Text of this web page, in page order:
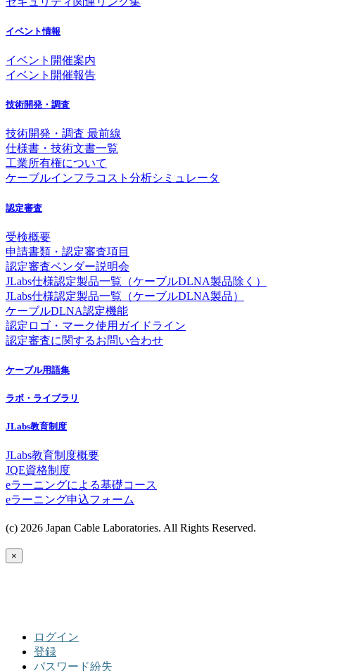
イベント情報
イベント開催案内
イベント開催報告
技術開発・調査
技術開発・調査 最前線
仕様書・技術文書一覧
工業所有権について
ケーブルインフラコスト分析シミュレータ
認定審査
受検概要
申請書類・認定審査項目
認定審査ベンダー説明会
JLabs仕様認定製品一覧（ケーブルDLNA製品除く）
JLabs仕様認定製品一覧（ケーブルDLNA製品）
ケーブルDLNA認定機能
認定ロゴ・マーク使用ガイドライン
認定審査に関するお問い合わせ
ケーブル用語集
ラボ・ライブラリ
JLabs教育制度
JLabs教育制度概要
JQE資格制度
eラーニングによる基礎コース
eラーニング申込フォーム
(c) 2026 Japan Cable Laboratories. All Rights Reserved.
×
ログイン
登録
パスワード紛失